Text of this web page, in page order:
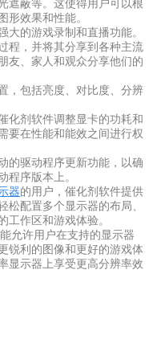
游戏优化选项，允许用户根
。通过调整显卡性能设置，
率和更佳的图形效果。此
中已安装的游戏，并提供建
剂软件调整游戏的图形质量
遮蔽等。这使得用户可以根
形效果和性能。
大的游戏录制和直播功能。
程，并将其分享到各种主流
友、家人和观众分享他们的
，包括亮度、对比度、分辨
化剂软件调整显卡的功耗和
要在性能和能效之间进行权